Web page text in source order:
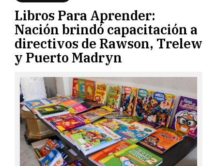
Libros Para Aprender:
Nación brindó capacitación a
directivos de Rawson, Trelew
y Puerto Madryn